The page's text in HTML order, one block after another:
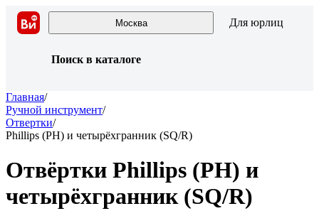
Москва Для юрлиц
Поиск в каталоге
Главная/
Ручной инструмент/
Отвертки/
Phillips (PH) и четырёхгранник (SQ/R)
Отвёртки Phillips (PH) и
четырёхгранник (SQ/R)